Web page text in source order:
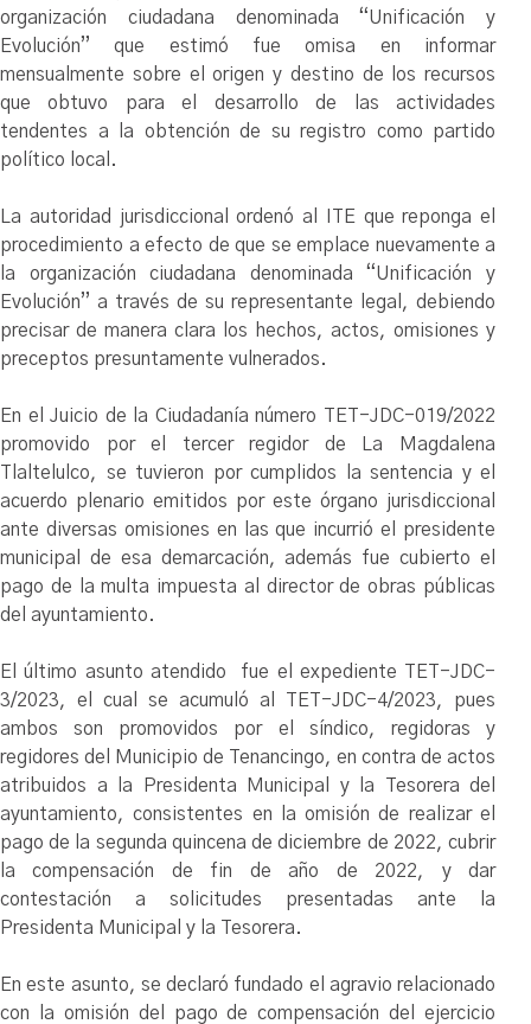
organización ciudadana denominada “Unificación y
Evolución” que estimó fue omisa en informar
mensualmente sobre el origen y destino de los recursos
que obtuvo para el desarrollo de las actividades
tendentes a la obtención de su registro como partido
político local.
La autoridad jurisdiccional ordenó al ITE que reponga el
procedimiento a efecto de que se emplace nuevamente a
la organización ciudadana denominada “Unificación y
Evolución” a través de su representante legal, debiendo
precisar de manera clara los hechos, actos, omisiones y
preceptos presuntamente vulnerados.
En el Juicio de la Ciudadanía número TET-JDC-019/2022
promovido por el tercer regidor de La Magdalena
Tlaltelulco, se tuvieron por cumplidos la sentencia y el
acuerdo plenario emitidos por este órgano jurisdiccional
ante diversas omisiones en las que incurrió el presidente
municipal de esa demarcación, además fue cubierto el
pago de la multa impuesta al director de obras públicas
del ayuntamiento.
El último asunto atendido fue el expediente TET-JDC-
3/2023, el cual se acumuló al TET-JDC-4/2023, pues
ambos son promovidos por el síndico, regidoras y
regidores del Municipio de Tenancingo, en contra de actos
atribuidos a la Presidenta Municipal y la Tesorera del
ayuntamiento, consistentes en la omisión de realizar el
pago de la segunda quincena de diciembre de 2022, cubrir
la compensación de fin de año de 2022, y dar
contestación a solicitudes presentadas ante la
Presidenta Municipal y la Tesorera.
En este asunto, se declaró fundado el agravio relacionado
con la omisión del pago de compensación del ejercicio